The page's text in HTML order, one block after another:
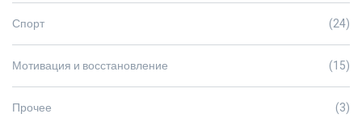
Спорт (24)
Мотивация и восстановление (15)
Прочее (3)